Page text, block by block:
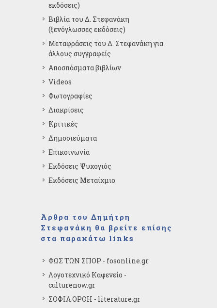
εκδόσεις)
Βιβλία του Δ. Στεφανάκη
(ξενόγλωσσες εκδόσεις)
Μεταφράσεις του Δ. Στεφανάκη για
άλλους συγγραφείς
Αποσπάσματα βιβλίων
Videos
Φωτογραφίες
Διακρίσεις
Κριτικές
Δημοσιεύματα
Επικοινωνία
Εκδόσεις Ψυχογιός
Εκδόσεις Μεταίχμιο
Άρθρα του Δημήτρη
Στεφανάκη θα βρείτε επίσης
στα παρακάτω links
ΦΩΣ ΤΩΝ ΣΠΟΡ - fosonline.gr
Λογοτεχνικό Καφενείο -
culturenow.gr
ΣΟΦΙΑ ΟΡΘΗ - literature.gr